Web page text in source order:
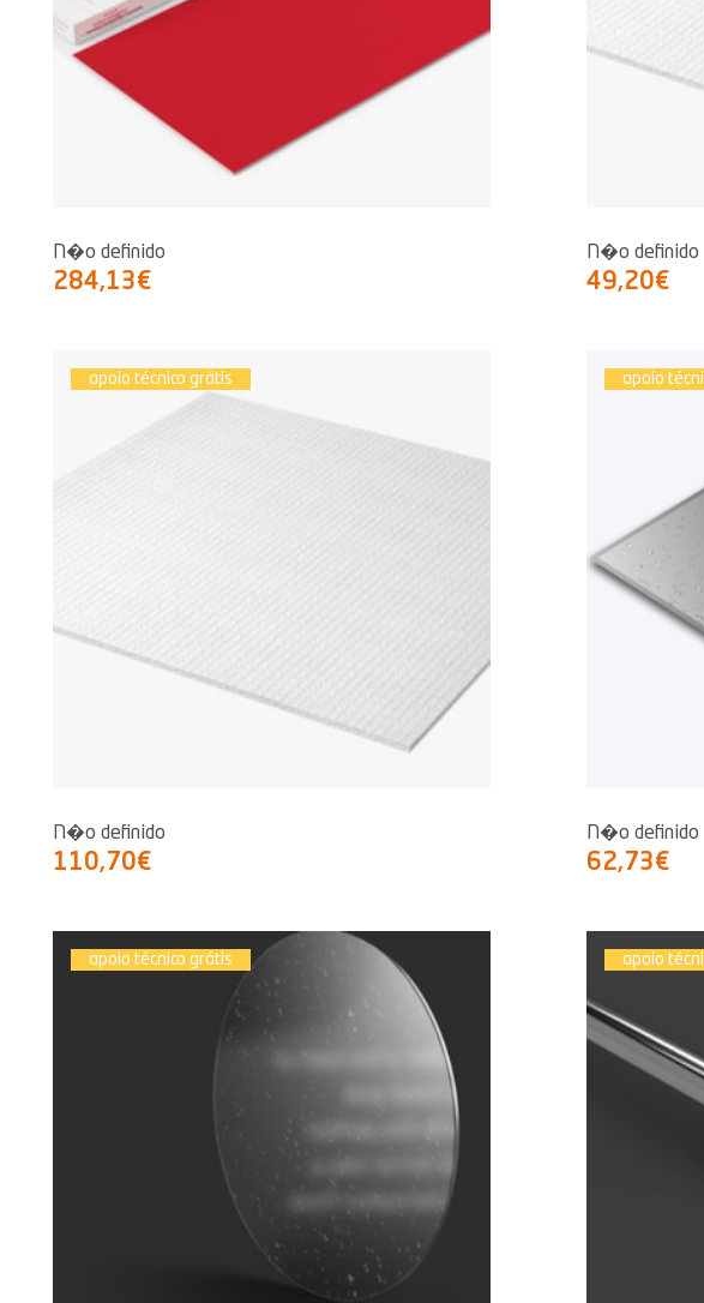
N�o definido
284,13€
N�o definido
49,20€
apoio técnico grátis
N�o definido
110,70€
apoio
N�o definido
62,73€
apoio técnico grátis apoio